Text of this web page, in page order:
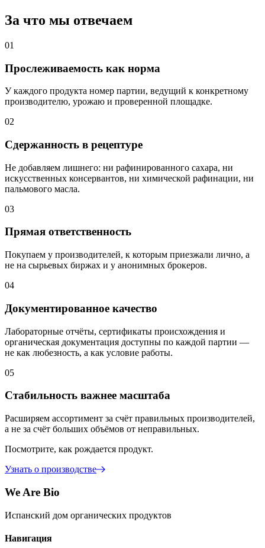
За что мы отвечаем
01
Прослеживаемость как норма
У каждого продукта номер партии, ведущий к конкретному
производителю, урожаю и проверенной площадке.
02
Сдержанность в рецептуре
Не добавляем лишнего: ни рафинированного сахара, ни
искусственных консервантов, ни химической рафинации, ни
пальмового масла.
03
Прямая ответственность
Покупаем у производителей, к которым приезжали лично, а
не на сырьевых биржах и у анонимных брокеров.
04
Документированное качество
Лабораторные отчёты, сертификаты происхождения и
органическая документация доступны по каждой партии —
не как любезность, а как условие работы.
05
Стабильность важнее масштаба
Расширяем ассортимент за счёт правильных производителей,
а не за счёт больших объёмов от неправильных.
Посмотрите, как рождается продукт.
Узнать о производстве
We Are Bio
Испанский дом органических продуктов
Навигация